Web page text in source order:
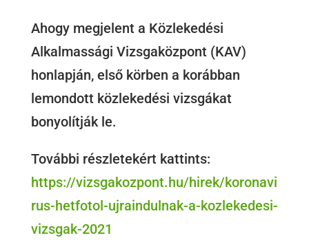
Ahogy megjelent a Közlekedési
Alkalmassági Vizsgaközpont (KAV)
honlapján, első körben a korábban
lemondott közlekedési vizsgákat
bonyolítják le.
További részletekért kattints:
https://vizsgakozpont.hu/hirek/koronavi
rus-hetfotol-ujraindulnak-a-kozlekedesi-
vizsgak-2021